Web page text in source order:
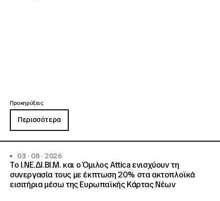
Προκηρύξεις
Περισσότερα
03 · 08 · 2026
Το Ι.ΝΕ.ΔΙ.ΒΙ.Μ. και o Όμιλος Attica ενισχύουν τη
συνεργασία τους με έκπτωση 20% στα ακτοπλοϊκά
εισιτήρια μέσω της Ευρωπαϊκής Κάρτας Νέων